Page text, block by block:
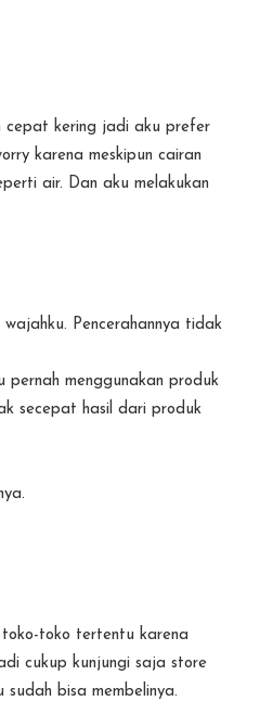
cepat kering jadi aku prefer
karena meskipun cairan
air. Dan aku melakukan
Pencerahannya tidak
pernah menggunakan produk
secepat hasil dari produk
toko-toko tertentu karena
cukup kunjungi saja store
bisa membelinya.